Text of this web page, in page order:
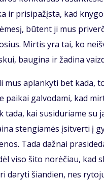
ir prisipažįsta, kad
būtent ji mus
Mirtis yra tai, ko
baugina ir žadina
mus aplankyti bet
paikai galvodami, kad
tada, kai susiduriame su
stengiamės įsitverti į
Tada dažnai
viso šito norėčiau, kad
daryti šiandien, nes